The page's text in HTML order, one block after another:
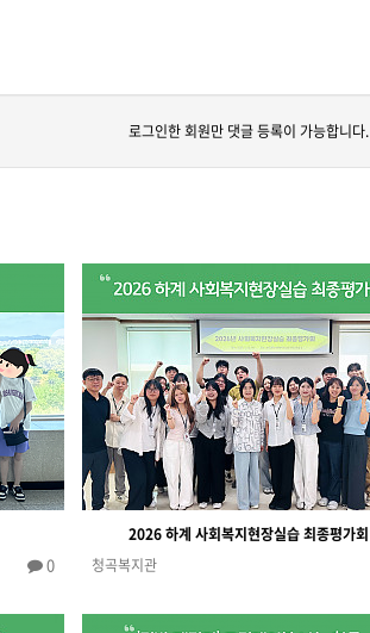
로그인한 회원만 댓글 등록이 가능합니다.
0
2026 하계 사회복지현장실습 최종평가회
청곡복지관